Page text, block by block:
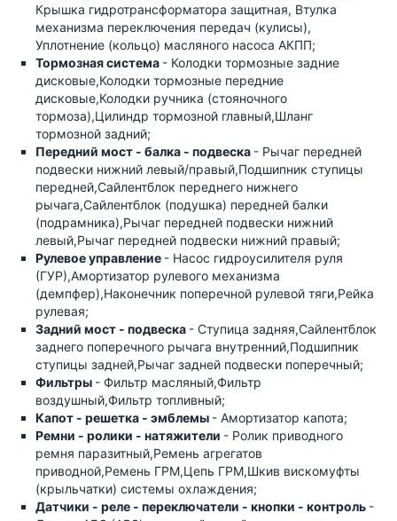
Крышка гидротрансформатора защитная, Втулка
механизма переключения передач (кулисы),
Уплотнение (кольцо) масляного насоса АКПП;
Тормозная система - Колодки тормозные задние
дисковые,Колодки тормозные передние
дисковые,Колодки ручника (стояночного
тормоза),Цилиндр тормозной главный,Шланг
тормозной задний;
Передний мост - балка - подвеска - Рычаг передней
подвески нижний левый/правый,Подшипник ступицы
передней,Сайлентблок переднего нижнего
рычага,Сайлентблок (подушка) передней балки
(подрамника),Рычаг передней подвески нижний
левый,Рычаг передней подвески нижний правый;
Рулевое управление - Насос гидроусилителя руля
(ГУР),Амортизатор рулевого механизма
(демпфер),Наконечник поперечной рулевой тяги,Рейка
рулевая;
Задний мост - подвеска - Ступица задняя,Сайлентблок
заднего поперечного рычага внутренний,Подшипник
ступицы задней,Рычаг задней подвески поперечный;
Фильтры - Фильтр масляный,Фильтр
воздушный,Фильтр топливный;
Капот - решетка - эмблемы - Амортизатор капота;
Ремни - ролики - натяжители - Ролик приводного
ремня паразитный,Ремень агрегатов
приводной,Ремень ГРМ,Цепь ГРМ,Шкив вискомуфты
(крыльчатки) системы охлаждения;
Датчики - реле - переключатели - кнопки - контроль -